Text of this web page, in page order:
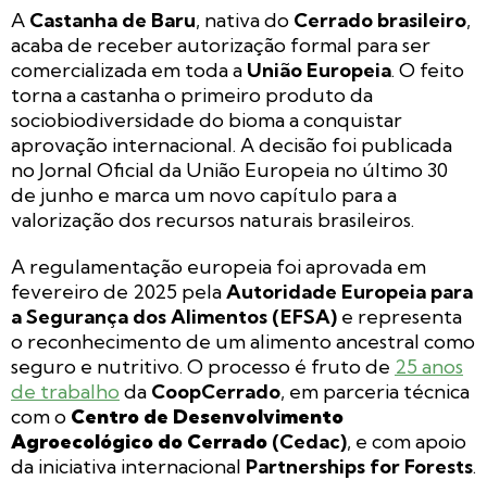
A Castanha de Baru, nativa do Cerrado brasileiro,
acaba de receber autorização formal para ser
comercializada em toda a União Europeia. O feito
torna a castanha o primeiro produto da
sociobiodiversidade do bioma a conquistar
aprovação internacional. A decisão foi publicada
no Jornal Oficial da União Europeia no último 30
de junho e marca um novo capítulo para a
valorização dos recursos naturais brasileiros.
A regulamentação europeia foi aprovada em
fevereiro de 2025 pelaAutoridade Europeia para
a Segurança dos Alimentos (EFSA) e representa
o reconhecimento de um alimento ancestral como
seguro e nutritivo. O processo é fruto de 25 anos
de trabalho da CoopCerrado, em parceria técnica
com o Centro de Desenvolvimento
Agroecológico do Cerrado (Cedac), e com apoio
da iniciativa internacional Partnerships for Forests.